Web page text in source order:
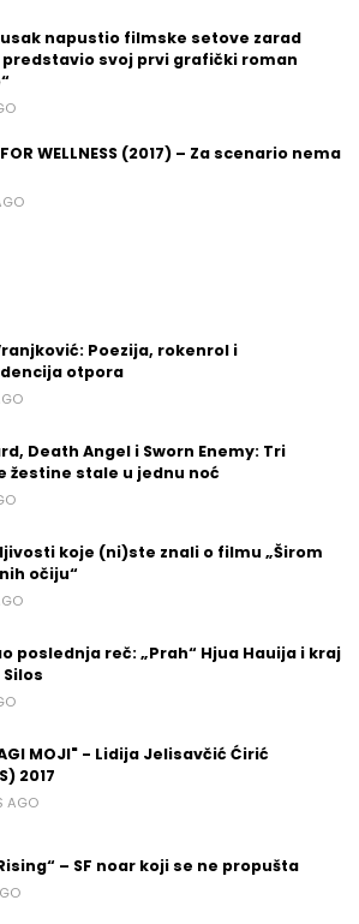
napustio filmske setove zarad
svoj prvi grafički roman
FOR WELLNESS (2017) – Za scenario nema
Poezija, rokenrol i
otpora
Death Angel i Sworn Enemy: Tri
žestine stale u jednu noć
koje (ni)ste znali o filmu „Širom
očiju“
poslednja reč: „Prah“ Hjua Hauija i kraj
MOJI" - Lidija Jelisavčić Ćirić
2017
AGO
– SF noar koji se ne propušta